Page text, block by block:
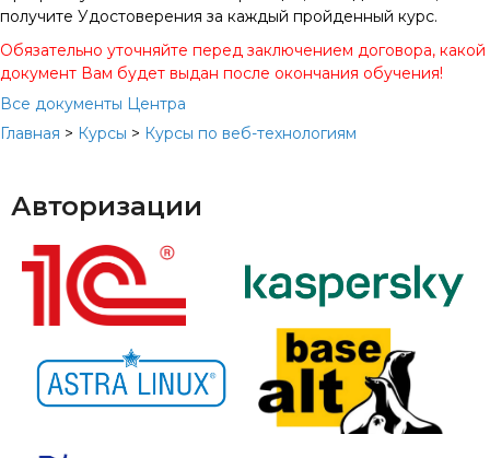
получите Удостоверения за каждый пройденный курс.
Обязательно уточняйте перед заключением договора, какой
документ Вам будет выдан после окончания обучения!
Все документы Центра
Главная > Курсы > Курсы по веб-технологиям
Авторизации